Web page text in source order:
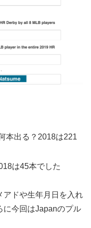
本出る？2018は221
は45本でした
アドや生年月日を入れ
に今回はJapanのプル